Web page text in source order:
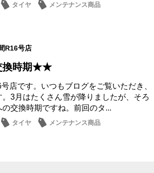
タイヤ メンテナンス商品
R16号店
換時期★★
店です。いつもブログをご覧いただき、
3月はたくさん雪が降りましたが、そろ
交換時期ですね。前回のタ...
タイヤ メンテナンス商品